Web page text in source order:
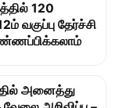
120
வகுப்பு தேர்ச்சி
அனைத்து